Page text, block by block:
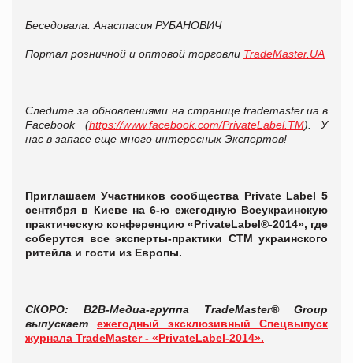
Беседовала: Анастасия РУБАНОВИЧ
Портал розничной и оптовой торговли TradeMaster.UA
Следите за обновлениями на странице trademaster.ua в
Facebook (https://www.facebook.com/PrivateLabel.TM). У
нас в запасе еще много интересных Экспертов!
Приглашаем Участников сообщества Private Label 5
сентября в Киеве на 6-ю ежегодную Всеукраинскую
практическую конференцию «PrivateLabel®-2014», где
соберутся все эксперты-практики СТМ украинского
ритейла и гости из Европы.
СКОРО: B2B-Медиа-группа TradeMaster® Group
выпускает ежегодный эксклюзивный Спецвыпуск
журнала TradeMaster - «PrivateLabel-2014».